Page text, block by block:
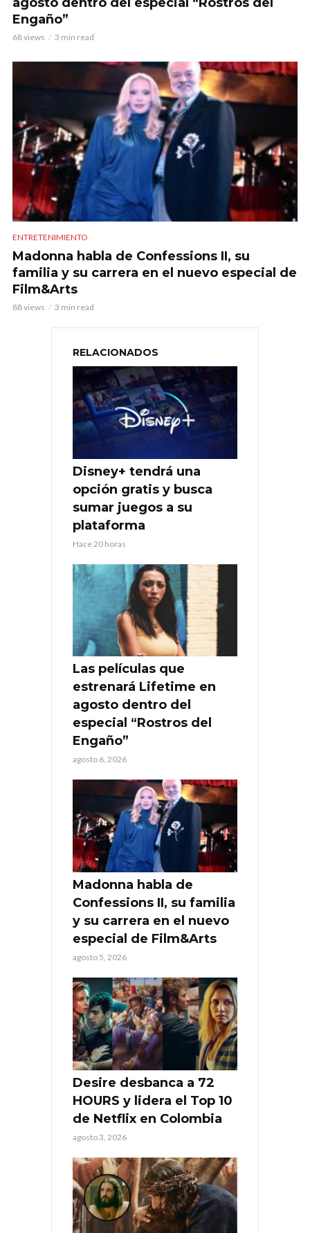
Engaño”
68 views 3 min read
ENTRETENIMIENTO
Madonna habla de Confessions II, su
familia y su carrera en el nuevo especial de
Film&Arts
88 views 3 min read
RELACIONADOS
Disney+ tendrá una
opción gratis y busca
sumar juegos a su
plataforma
Hace 20 horas
Las películas que
estrenará Lifetime en
agosto dentro del
especial “Rostros del
Engaño”
agosto 6, 2026
Madonna habla de
Confessions II, su familia
y su carrera en el nuevo
especial de Film&Arts
agosto 5, 2026
Desire desbanca a 72
HOURS y lidera el Top 10
de Netflix en Colombia
agosto 3, 2026